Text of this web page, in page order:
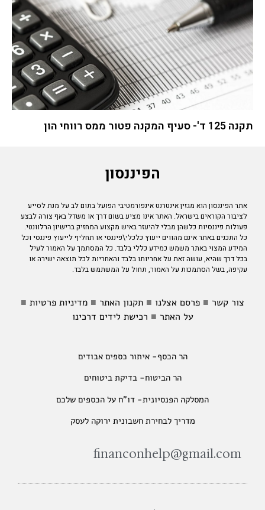
תקנה 125 ד'- סעיף המקנה פטור ממס רווחי הון
הפיננסון
אתר הפיננסון הוא מגזין אינטרנט אינפורמטיבי הפועל בתום לב על מנת לסייע
לציבור הקוראים בישראל. האתר אינו מציע בשום דרך או משדל באף צורה לבצע
פעולות פיננסיות כלשהן מבלי להיעזר באיש מקצוע המחזיק ברישיון הרלוונטי.
כל התכנים באתר אינם מהווים ייעוץ כלכלי\פיננסי או תחליף לייעוץ פיננסי וכל
המידע המצוי באתר משמש כמידע כללי בלבד. כל המסתמך על האמור לעיל
בכל דרך שהיא, עושה זאת על אחריותו בלבד והאחריות לכל תוצאה ישירה או
עקיפה, בשל הסתמכות על האמור, תחול על המשתמש בלבד.
צור קשר ■ פרסם אצלנו ■ תקנון האתר ■ מדיניות פרטיות ■
על האתר ■ רכישת לידים דרכינו
הר הכסף- איתור כספים אבודים
הר הביטוח- בדיקת ביטוחים
המסלקה הפנסיונית- דו"ח על הכספים שלכם
מדריך לבחירת חשבונית ירוקה לעסק
‫financonhelp@gmail.com‬